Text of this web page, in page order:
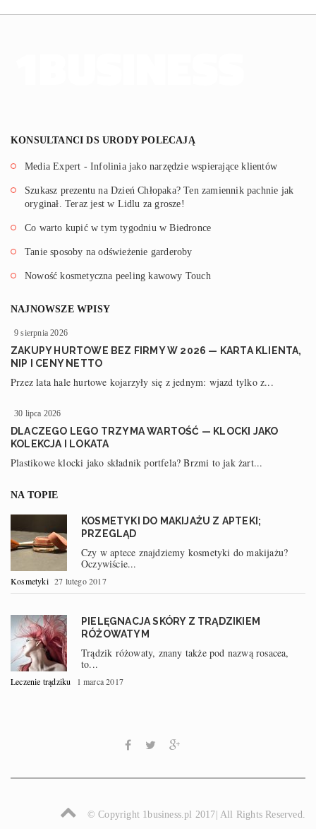
KONSULTANCI DS URODY POLECAJĄ
Media Expert - Infolinia jako narzędzie wspierające klientów
Szukasz prezentu na Dzień Chłopaka? Ten zamiennik pachnie jak
oryginał. Teraz jest w Lidlu za grosze!
Co warto kupić w tym tygodniu w Biedronce
Tanie sposoby na odświeżenie garderoby
Nowość kosmetyczna peeling kawowy Touch
NAJNOWSZE WPISY
9 sierpnia 2026
ZAKUPY HURTOWE BEZ FIRMY W 2026 — KARTA KLIENTA,
NIP I CENY NETTO
Przez lata hale hurtowe kojarzyły się z jednym: wjazd tylko z...
30 lipca 2026
DLACZEGO LEGO TRZYMA WARTOŚĆ — KLOCKI JAKO
KOLEKCJA I LOKATA
Plastikowe klocki jako składnik portfela? Brzmi to jak żart...
NA TOPIE
KOSMETYKI DO MAKIJAŻU Z APTEKI;
PRZEGLĄD
Czy w aptece znajdziemy kosmetyki do makijażu?
Oczywiście...
Kosmetyki 27 lutego 2017
PIELĘGNACJA SKÓRY Z TRĄDZIKIEM
RÓŻOWATYM
Trądzik różowaty, znany także pod nazwą rosacea,
to...
Leczenie trądziku 1 marca 2017
© Copyright 1business.pl 2017| All Rights Reserved.